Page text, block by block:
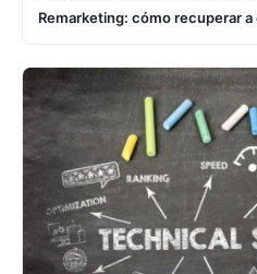
Remarketing: cómo recuperar